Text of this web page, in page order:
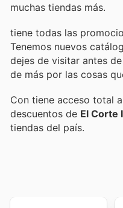
muchas tiendas más.
tiene todas las
Tenemos nuevos
dejes de visitar antes
de más por las cosas
Con tiene acceso total
descuentos de El Corte
tiendas del país.